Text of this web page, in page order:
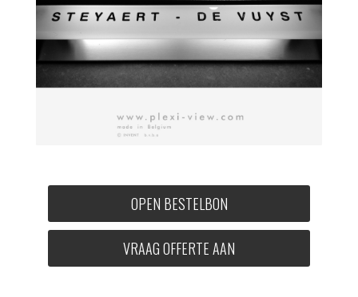
OPEN BESTELBON
VRAAG OFFERTE AAN